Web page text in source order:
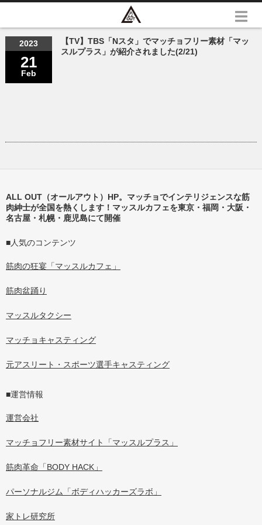
2023
21
Feb
【TV】TBS「Nスタ」でマッチョフリー素材「マッ
スルプラス」が紹介されました(2/21)
ALL OUT（オールアウト）HP。マッチョでインテリジェンスな筋
肉紳士が全国を熱くします！マッスルカフェを東京・福岡・大阪・
名古屋・札幌・鹿児島にて開催
■人気のコンテンツ
筋肉の狂宴「マッスルカフェ」
筋肉盆踊り
マッスルタクシー
マッチョキャスティング
元アスリート・スポーツ選手キャスティング
■運営情報
運営会社
マッチョフリー素材サイト「マッスルプラス」
筋肉革命「BODY HACK」
パーソナルジム「ボディハッカーズラボ」
家トレ研究所